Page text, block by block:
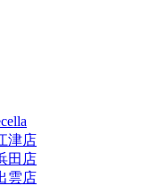
津店
田店
雲店